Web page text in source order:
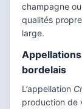
champagne
qualités
large.
bordelais
L’appellation
production de